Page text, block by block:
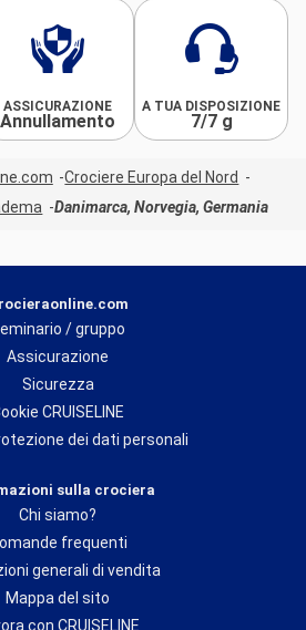
ASSICURAZIONE
Annullamento
A TUA DISPOSIZIONE
7/7 g
Crociere Europa del Nord
Danimarca, Norvegia, Germania
/ gruppo
Assicurazione
Sicurezza
CRUISELINE
dei dati personali
sulla crociera
Chi siamo?
frequenti
generali di vendita
Mappa del sito
con CRUISELINE